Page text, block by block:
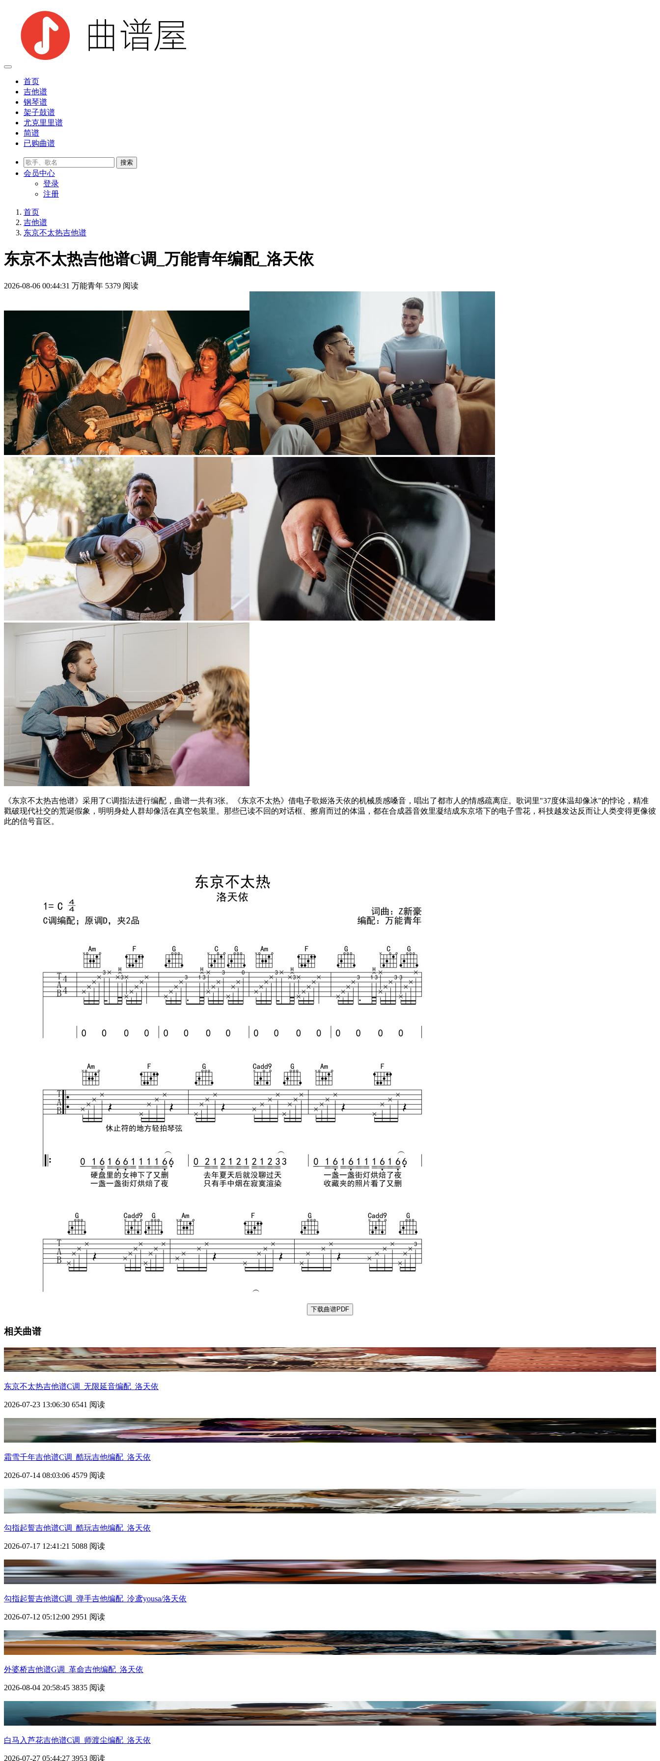
首页
吉他谱
钢琴谱
架子鼓谱
尤克里里谱
简谱
已购曲谱
会员中心
登录
注册
首页
吉他谱
东京不太热吉他谱
东京不太热吉他谱C调_万能青年编配_洛天依
2026-08-06 00:44:31 万能青年 5379 阅读
《东京不太热吉他谱》采用了C调指法进行编配，曲谱一共有3张。《东京不太热》借电子歌姬洛天依的机械质感嗓音，唱出了都市人的情感疏离症。歌词里"37度体温却像冰"的悖论，精准
戳破现代社交的荒诞假象，明明身处人群却像活在真空包装里。那些已读不回的对话框、擦肩而过的体温，都在合成器音效里凝结成东京塔下的电子雪花，科技越发达反而让人类变得更像彼
此的信号盲区。
下载曲谱PDF
相关曲谱
东京不太热吉他谱C调_无限延音编配_洛天依
2026-07-23 13:06:30 6541 阅读
霜雪千年吉他谱C调_酷玩吉他编配_洛天依
2026-07-14 08:03:06 4579 阅读
勾指起誓吉他谱C调_酷玩吉他编配_洛天依
2026-07-17 12:41:21 5088 阅读
勾指起誓吉他谱C调_弹手吉他编配_泠鸢yousa/洛天依
2026-07-12 05:12:00 2951 阅读
外婆桥吉他谱G调_革命吉他编配_洛天依
2026-08-04 20:58:45 3835 阅读
白马入芦花吉他谱C调_师渡尘编配_洛天依
2026-07-27 05:44:27 3953 阅读